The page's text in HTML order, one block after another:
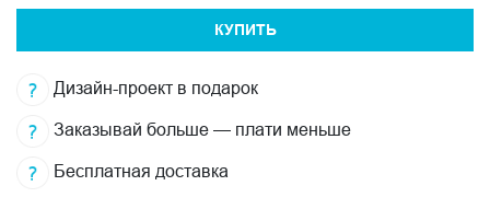
КУПИТЬ
Дизайн-проект в подарок
Заказывай больше — плати меньше
Бесплатная доставка